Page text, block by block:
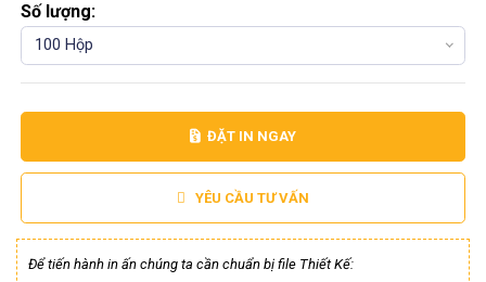
Số lượng:
100 Hộp
ĐẶT IN NGAY
YÊU CẦU TƯ VẤN
Để tiến hành in ấn chúng ta cần chuẩn bị file Thiết Kế: